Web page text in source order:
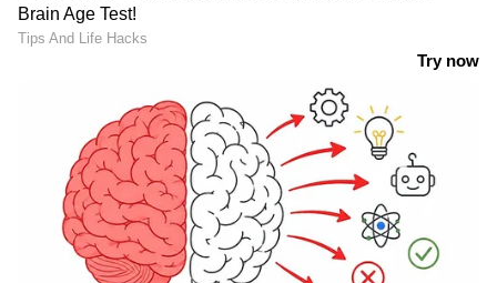
നിറവ്യത്യാസം കാണാം. വ്യക്തമായ
കാരണമൊന്നുമില്ലാതെ നിങ്ങൾക്ക് ഓക്കാനം
അനുഭവപ്പെടുന്നുണ്ടെങ്കിൽ അതും ​കിഡ്നി
സ്റ്റോണിന്റെ ലക്ഷണമാണ്.